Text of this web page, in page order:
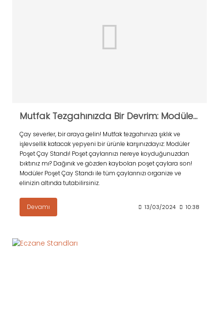
Mutfak Tezgahınızda Bir Devrim: Modüler Poşet Çay Standı
Çay severler, bir araya gelin! Mutfak tezgahınıza şıklık ve
işlevsellik katacak yepyeni bir ürünle karşınızdayız: Modüler
Poşet Çay Standı! Poşet çaylarınızı nereye koyduğunuzdan
bıktınız mı? Dağınık ve gözden kaybolan poşet çaylara son!
Modüler Poşet Çay Standı ile tüm çaylarınızı organize ve
elinizin altında tutabilirsiniz.
Devamı 13/03/2024 10:38